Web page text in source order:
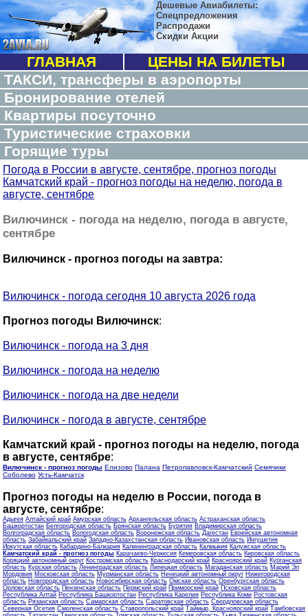
Дешевые Авиабилеты:
Спецпредложения
Распродажи
Скидки Акции
ГЛАВНАЯ
ЦЕНЫ НА БИЛЕТЫ
ТАКСИ, трансферы в аэропорты
Бронирование отелей
Квартиры посуточно
Туристические страховки
Горящие туры
Погода в России в августе, сентябре, прогноз погоды
Камчатский край - прогноз погоды на неделю, погода в
августе, сентябре
Вилючинск - погода на неделю, погода в августе,
сентябре
Вилючинск - прогноз погоды на завтра:
Вилючинск - погода сегодня 10 августа 2026 года
Прогноз погоды Вилючинск:
Вилючинск - погода на 3 дня
Вилючинск - погода на неделю
Вилючинск - погода на две недели
Вилючинск - погода в августе, сентябре
Камчатский край - прогноз погоды на неделю, погода
в августе, сентябре:
Вилючинск - прогноз погоды Елизово Палана Петропавловск-Камчатский Семячики
Соболево Усть-Камчатск
Прогноз погоды на неделю в России, погода в
августе, сентябре:
Адыгея Алтайский край Амурская область Архангельская область Астраханская область
Башкортостан Белгородская область Брянская область Бурятия Владимирская область
Волгоградская область Вологодская область Воронежская область Дагестан Еврейская автономная
область Забайкальский край Западно-Казахстанская область Ивановская область Ингушетия
Иркутская область Кабардино-Балкария Калининградская область Калмыкия Калужская область
Камчатский край - прогноз погоды Карачаево-Черкесия Кемеровская область Кировская область
Коряцкий автономный округ Костромская область Краснодарский край Красноярский край Курганская
область Курская область Ленинградская область Липецкая область Магаданская область Марий Эл
Мордовия Московская область Мурманская область Ненецкий автономный округ Нижегородская
область Новгородская область Новосибирская область Омская область Оренбургская область
Орловская область Пензенская область Пермский край Приморский край Псковская область
Республика Алтай Республика Башкортостан Республика Карелия Республика Коми Ростовская
область Рязанская область Самарская область Саратовская область Свердловская область
Северная Осетия Смоленская область Ставропольский край Таймыр, Красноярский край Тамбовская